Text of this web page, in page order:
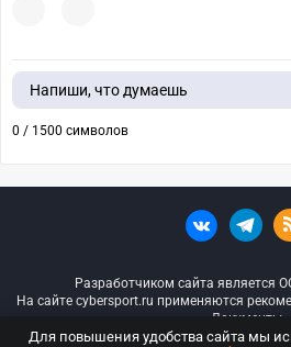
Напиши, что думаешь
0 / 1500 символов
Разработчиком сайта является
На сайте cybersport.ru применяются
Документы
Для повышения удобства сайта мы